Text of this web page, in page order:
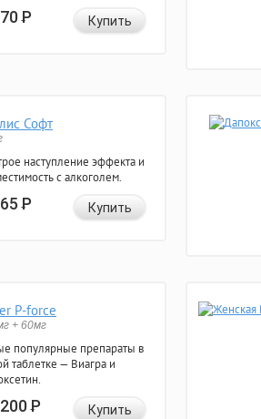
Р Купить
Софт
наступление эффекта и
с алкоголем.
Р Купить
P-force
+ 60мг
популярные препараты в
таблетке — Виагра и
Р Купить